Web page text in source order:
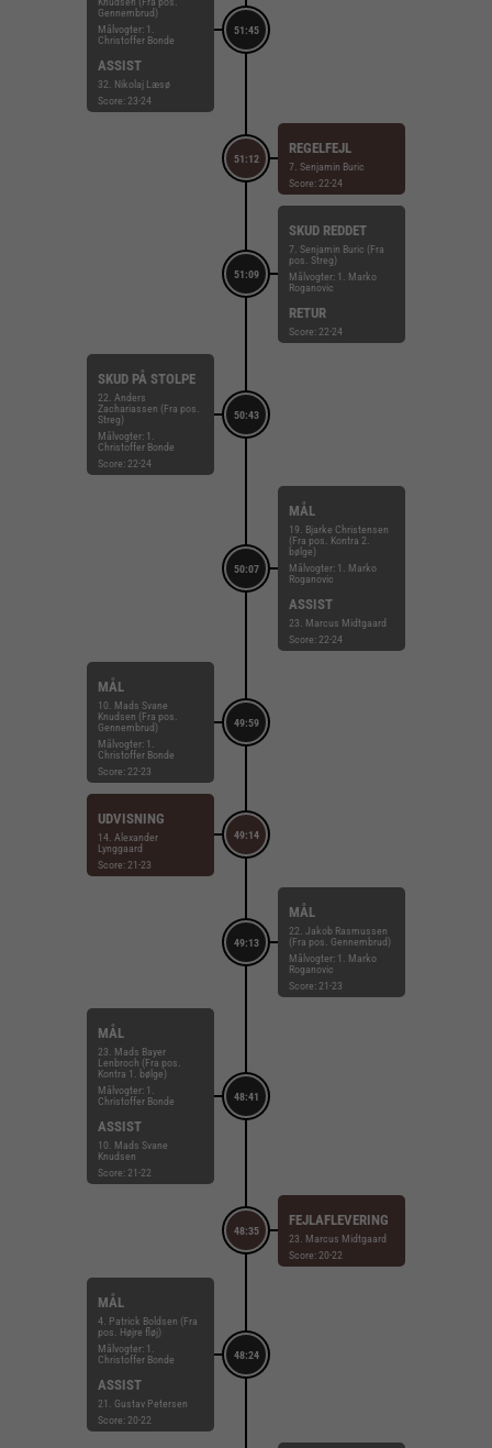
51:45
Gennembrud)
Målvogter: 1.
Christoffer Bonde
ASSIST
32. Nikolaj Læsø
Score: 23-24
51:12
REGELFEJL
7. Senjamin Buric
Score: 22-24
51:09
SKUD REDDET
7. Senjamin Buric (Fra
pos. Streg)
Målvogter: 1. Marko
Roganovic
RETUR
Score: 22-24
50:43
SKUD PÅ STOLPE
22. Anders
Zachariassen (Fra pos.
Streg)
Målvogter: 1.
Christoffer Bonde
Score: 22-24
50:07
MÅL
19. Bjarke Christensen
(Fra pos. Kontra 2.
bølge)
Målvogter: 1. Marko
Roganovic
ASSIST
23. Marcus Midtgaard
Score: 22-24
49:59
MÅL
10. Mads Svane
Knudsen (Fra pos.
Gennembrud)
Målvogter: 1.
Christoffer Bonde
Score: 22-23
49:14
UDVISNING
14. Alexander
Lynggaard
Score: 21-23
49:13
MÅL
22. Jakob Rasmussen
(Fra pos. Gennembrud)
Målvogter: 1. Marko
Roganovic
Score: 21-23
48:41
MÅL
23. Mads Bayer
Lenbroch (Fra pos.
Kontra 1. bølge)
Målvogter: 1.
Christoffer Bonde
ASSIST
10. Mads Svane
Knudsen
Score: 21-22
48:35
FEJLAFLEVERING
23. Marcus Midtgaard
Score: 20-22
48:24
MÅL
4. Patrick Boldsen (Fra
pos. Højre fløj)
Målvogter: 1.
Christoffer Bonde
ASSIST
21. Gustav Petersen
Score: 20-22